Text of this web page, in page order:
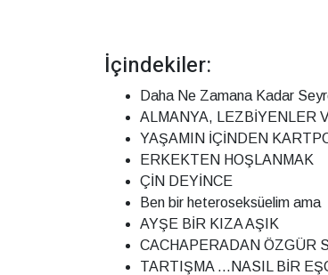
İçindekiler:
Daha Ne Zamana Kadar
ALMANYA, LEZBİYENLER
YAŞAMIN İÇİNDEN
ERKEKTEN HOŞLANMAK
ÇİN DEYİNCE
Ben bir heteroseksüelim ama
AYŞE BİR KIZA AŞIK
CACHAPERADAN ÖZGÜR
TARTIŞMA ...NASIL BİR